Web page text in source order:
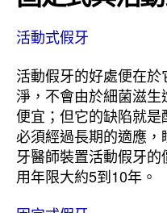
活動式假牙
活動假牙的好處便在
淨，不會由於細菌滋
便宜；但它的缺陷就
必須經過長期的適應，
牙醫師裝置活動假牙
用年限大約5到10年。